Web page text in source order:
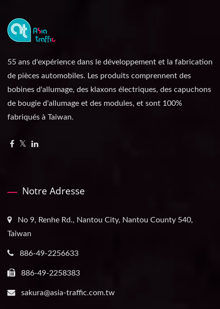
55 ans d'expérience dans le développement et la fabrication
de pièces automobiles. Les produits comprennent des
bobines d'allumage, des klaxons électriques, des capuchons
de bougie d'allumage et des modules, et sont 100%
fabriqués à Taiwan.
Notre Adresse
No 9, Renhe Rd., Nantou City, Nantou County 540,
Taiwan
886-49-2256633
886-49-2258383
sakura@asia-traffic.com.tw